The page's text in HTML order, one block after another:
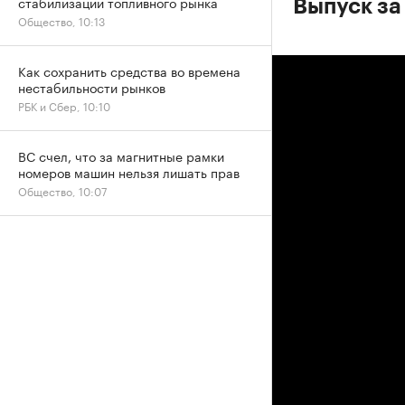
Выпуск
Общество, 10:13
Как сохранить средства во времена
нестабильности рынков
РБК и Сбер, 10:10
ВС счел, что за магнитные рамки
номеров машин нельзя лишать прав
Общество, 10:07